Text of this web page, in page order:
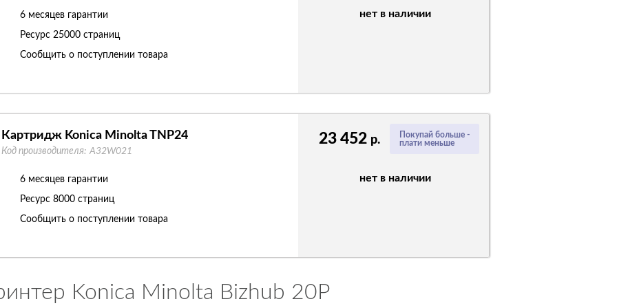
нет в наличии
6 месяцев гарантии
Ресурс 25000 страниц
Сообщить о поступлении товара
Покупай больше -
плати меньше
23 452 р.
нет в наличии
Картридж Konica Minolta TNP24
Код производителя: A32W021
6 месяцев гарантии
Ресурс 8000 страниц
Сообщить о поступлении товара
Konica Minolta Bizhub 20P